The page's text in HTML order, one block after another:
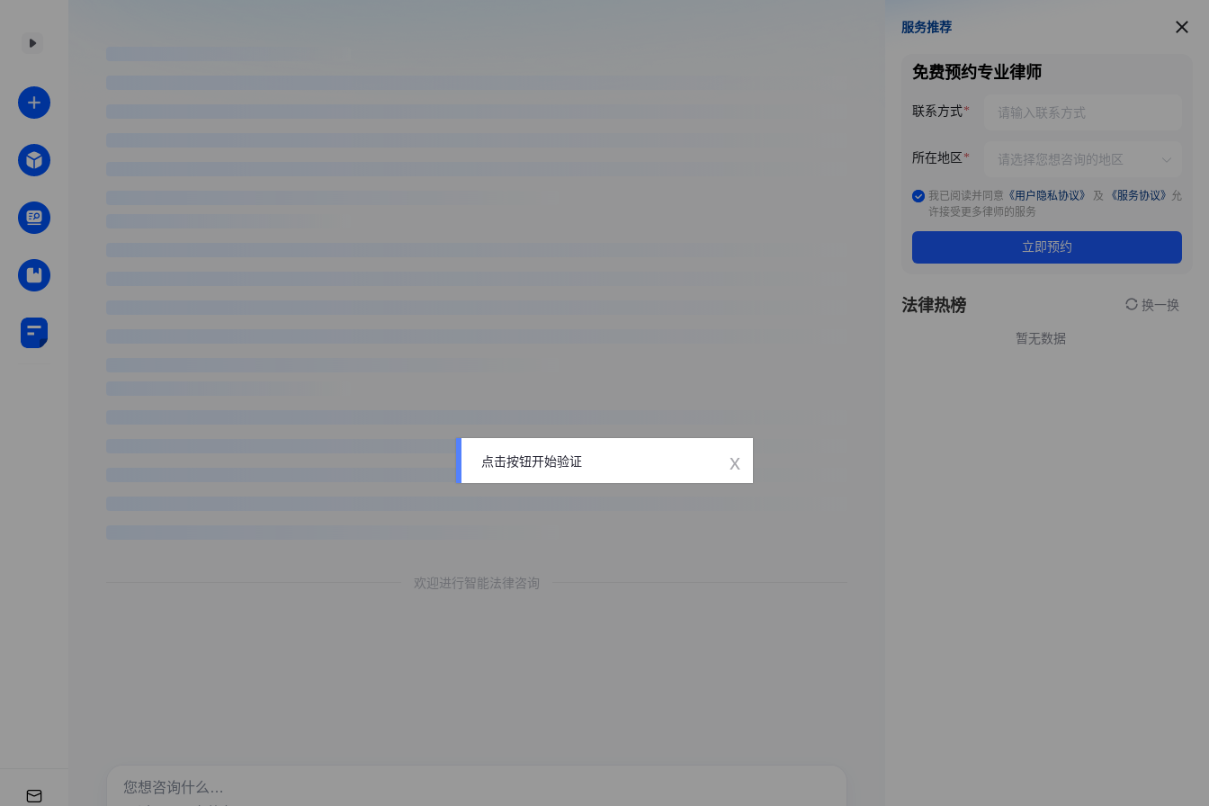
欢迎进行智能法律咨询
服务推荐
服务推荐
免费预约专业律师
联系方式
所在地区
我已阅读并同意 《用户隐私协议》 及 《服务协议》 允
许接受更多律师的服务
立即预约
法律热榜 换一换
暂无数据
点击按钮开始验证 x